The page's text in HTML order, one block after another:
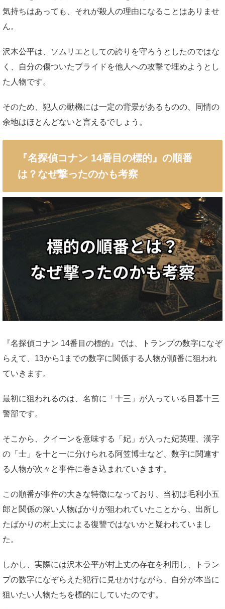
気持ちはあっても、それが殺人の理由になることはありませ
ん。
沢木公平は、ソムリエとしての誇りを守ろうとしたのではな
く、自分の傷ついたプライドを他人への攻撃で埋めようとし
た人物です。
そのため、犯人の動機には一定の背景があるものの、同情の
余地はほとんどないと言えるでしょう。
『名探偵コナン 14番目の標的』の順番
は？なぜ撃ったのかも考察
『名探偵コナン 14番目の標的』では、トランプの数字になぞ
らえて、13から1までの数字に関係する人物が順番に狙われ
ていきます。
最初に狙われるのは、名前に「十三」が入っている目暮十三
警部です。
そこから、クイーンを意味する「妃」が入った妃英理、漢字
の「士」を十と一に分けられる阿笠博士など、数字に関連す
る人物が次々と事件に巻き込まれていきます。
この順番が事件の大きな特徴になっており、当初は毛利小五
郎と関係の深い人物ばかりが狙われていたことから、出所し
たばかりの村上丈による復讐ではないかと疑われていまし
た。
しかし、実際には沢木公平が村上丈の存在を利用し、トラン
プの数字になぞらえた犯行に見せかけながら、自分が本当に
狙いたい人物たちを標的にしていたのです。